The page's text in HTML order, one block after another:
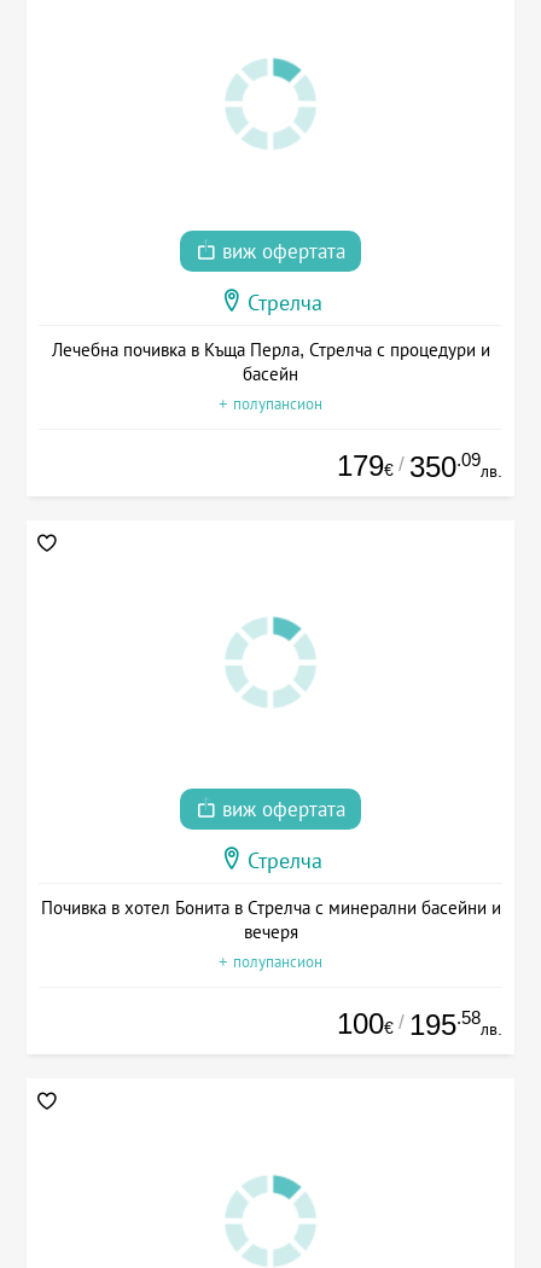
виж офертата
Стрелча
Лечебна почивка в Къща Перла, Стрелча с процедури и
басейн
+ полупансион
179€ / 350.09
лв.
виж офертата
Стрелча
Почивка в хотел Бонита в Стрелча с минерални басейни и
вечеря
+ полупансион
100€ / 195.58
лв.